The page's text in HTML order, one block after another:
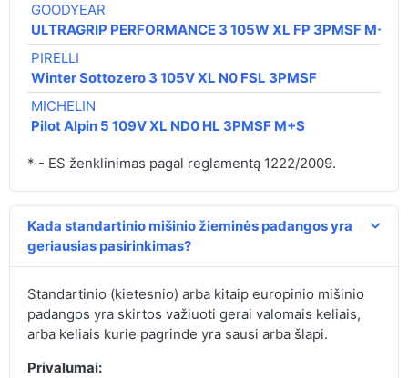
GOODYEAR
ULTRAGRIP PERFORMANCE 3 105W XL FP 3PMSF M+S
PIRELLI
Winter Sottozero 3 105V XL N0 FSL 3PMSF
MICHELIN
Pilot Alpin 5 109V XL ND0 HL 3PMSF M+S
* - ES ženklinimas pagal reglamentą 1222/2009.
Kada standartinio mišinio žieminės padangos yra
geriausias pasirinkimas?
Standartinio (kietesnio) arba kitaip europinio mišinio
padangos yra skirtos važiuoti gerai valomais keliais,
arba keliais kurie pagrinde yra sausi arba šlapi.
Privalumai: